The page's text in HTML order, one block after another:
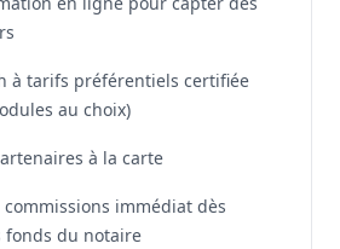
à tarifs préférentiels certifiée
au choix)
à la carte
commissions immédiat dès
fonds du notaire